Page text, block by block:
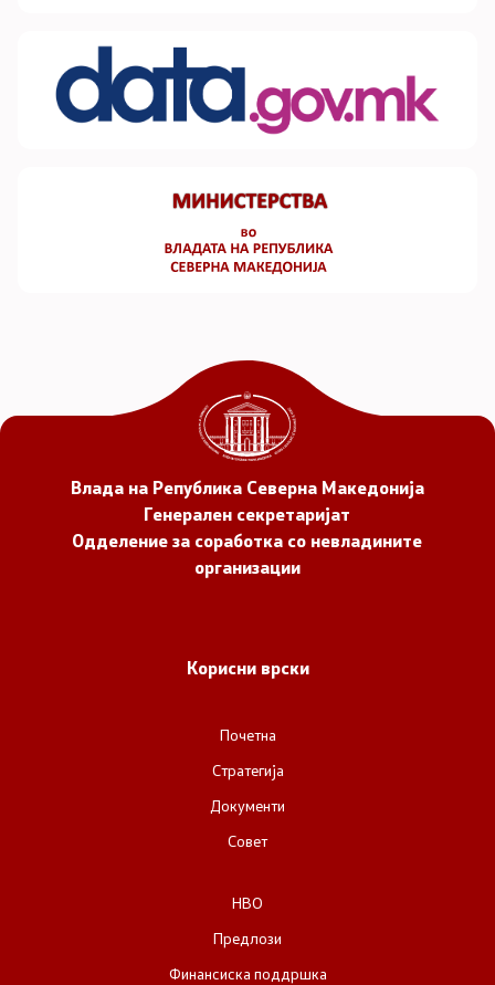
Влада на Република Северна Македонија
Генерален секретаријат
Одделение за соработка со невладините
организации
Корисни врски
Почетна
Стратегија
Документи
Совет
НВО
Предлози
Финансиска поддршка